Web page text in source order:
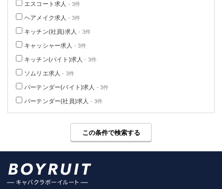
エスコート求人 - 3件
ヘアメイク求人 - 3件
キッチン(社員)求人 - 3件
キャッシャー求人 - 3件
キッチン(バイト)求人 - 3件
ソムリエ求人 - 3件
バーテンダー(バイト)求人 - 3件
バーテンダー(社員)求人 - 3件
この条件で検索する